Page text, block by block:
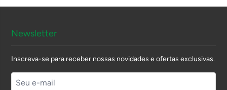
Newsletter
Inscreva-se para receber nossas novidades e ofertas exclusivas.